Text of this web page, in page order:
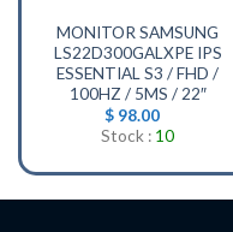
MONITOR SAMSUNG
LS22D300GALXPE IPS
ESSENTIAL S3 / FHD /
100HZ / 5MS / 22″
$98.00
Stock : 10